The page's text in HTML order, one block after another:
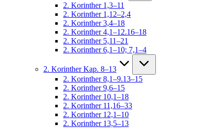
2. Korinther 1,3–11
2. Korinther 1,12–2,4
2. Korinther 3,4–18
2. Korinther 4,1–12.16–18
2. Korinther 5,11–21
2. Korinther 6,1–10; 7,1–4
2. Korinther Kap. 8–13
2. Korinther 8,1–9.13–15
2. Korinther 9,6–15
2. Korinther 10,1–18
2. Korinther 11,16–33
2. Korinther 12,1–10
2. Korinther 13,5–13